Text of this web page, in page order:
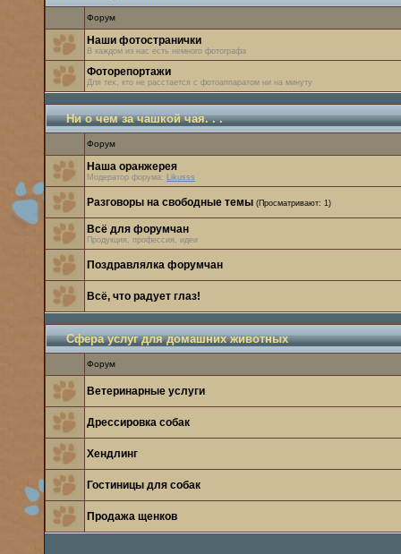
Форум
Наши фотостранички
В каждом из нас есть немного фотографа
Фоторепортажи
Для тех, кто не расстается с фотоаппаратом ни на минуту
Ни о чем за чашкой чая. . .
Форум
Наша оранжерея
Модератор форума: Likusss
Разговоры на свободные темы (Просматривают: 1)
Всё для форумчан
Продукция, профессия, идеи
Поздравлялка форумчан
Всё, что радует глаз!
Сфера услуг для домашних животных
Форум
Ветеринарные услуги
Дрессировка собак
Хендлинг
Гостиницы для собак
Продажа щенков